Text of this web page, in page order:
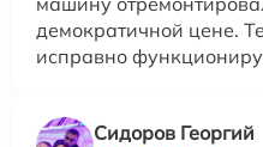
демократичной цене.
исправно
Сидоров Георгий